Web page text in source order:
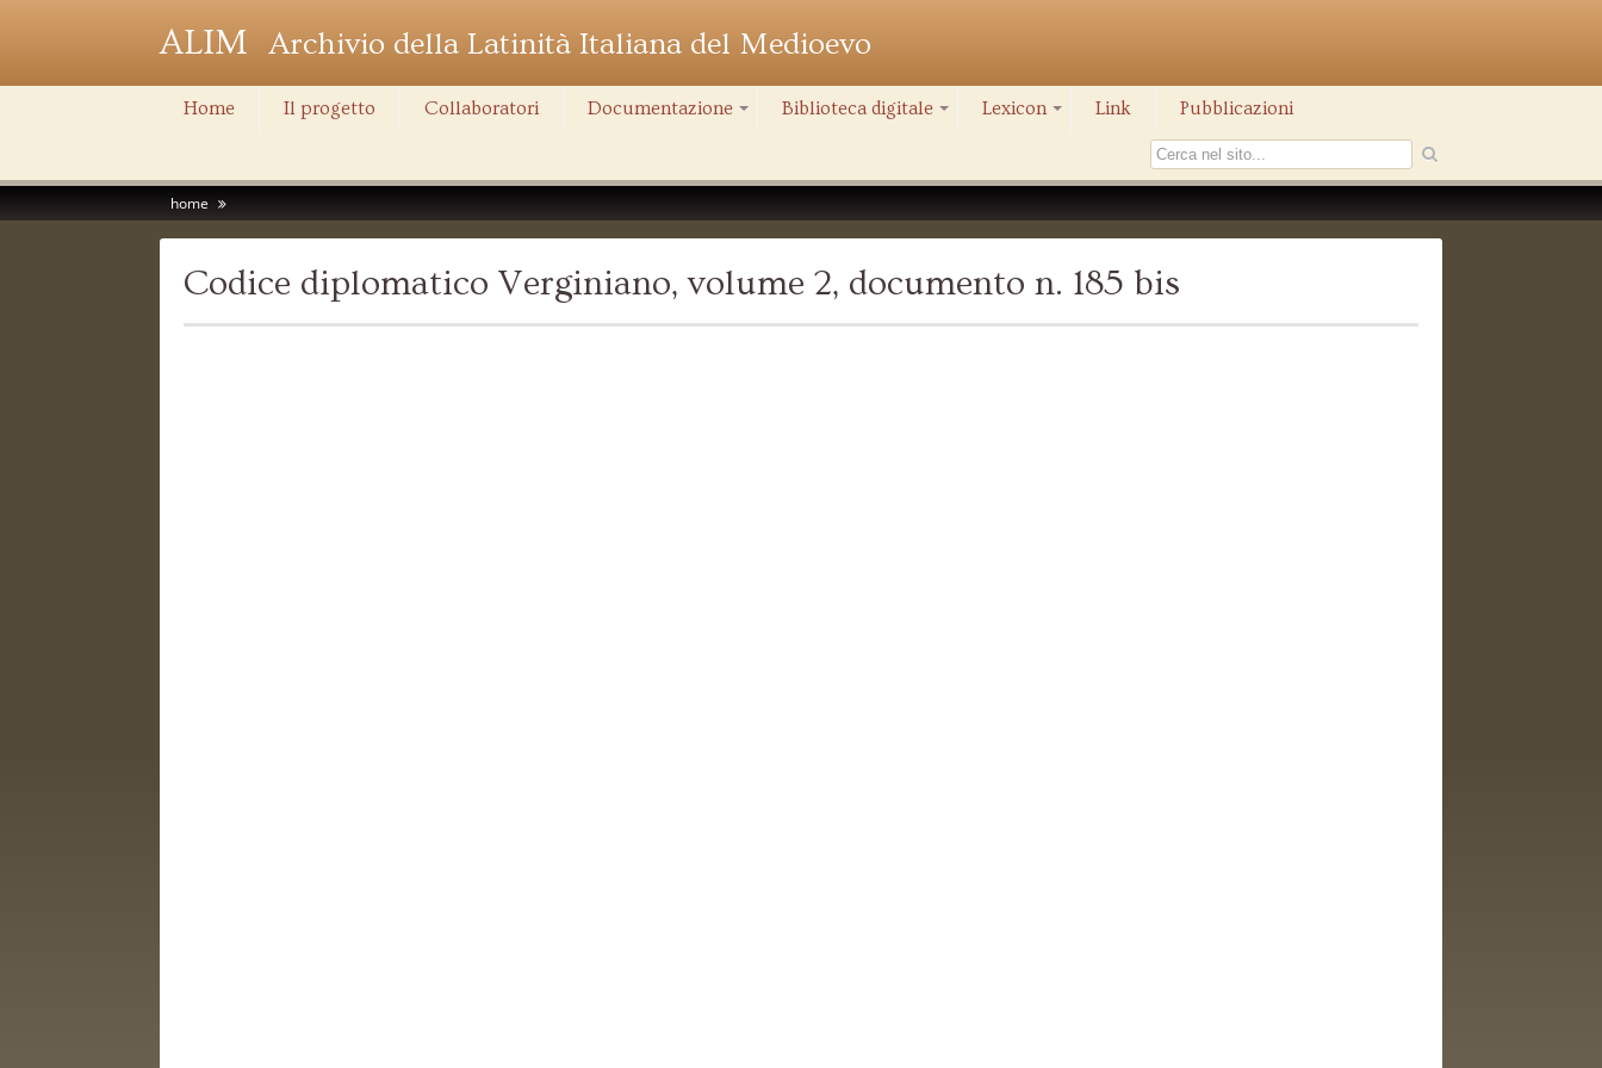
ALIM Archivio della Latinità Italiana del Medioevo
Home Il progetto Collaboratori Documentazione Biblioteca digitale Lexicon Link Pubblicazioni
home
Codice diplomatico Verginiano, volume 2, documento n. 185 bis